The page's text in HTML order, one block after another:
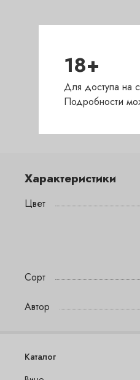
Характеристики
Цвет
Сорт
Автор
Каталог
18+
Для доступа на
Подробности